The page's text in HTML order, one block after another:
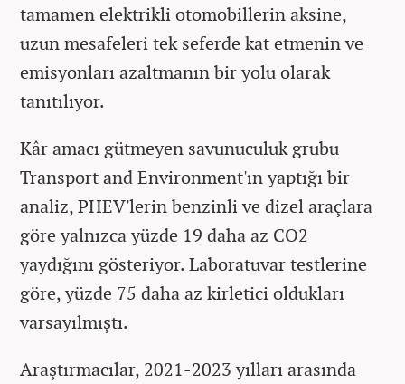
tamamen elektrikli otomobillerin aksine,
uzun mesafeleri tek seferde kat etmenin ve
emisyonları azaltmanın bir yolu olarak
tanıtılıyor.
Kâr amacı gütmeyen savunuculuk grubu
Transport and Environment'ın yaptığı bir
analiz, PHEV'lerin benzinli ve dizel araçlara
göre yalnızca yüzde 19 daha az CO2
yaydığını gösteriyor. Laboratuvar testlerine
göre, yüzde 75 daha az kirletici oldukları
varsayılmıştı.
Araştırmacılar, 2021-2023 yılları arasında